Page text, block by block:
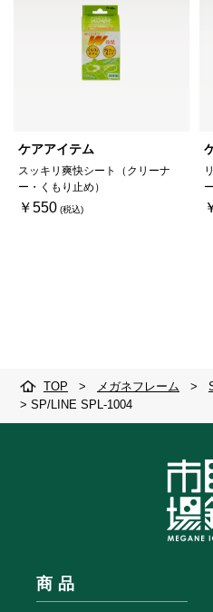
ケアアイテム
スッキリ爽快シート（クリーナ
ー・くもり止め）
￥550
TOP > メガネフレーム >
> SP/LINE SPL-1004
商 品